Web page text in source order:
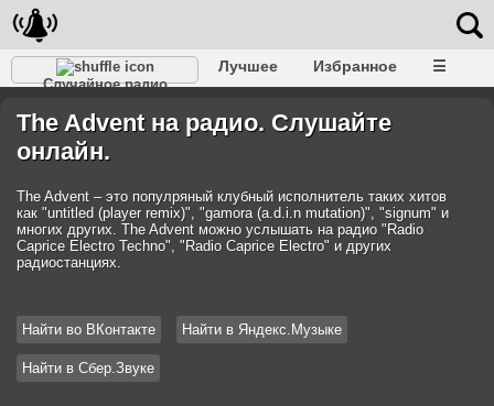
Случайное радио
Лучшее Избранное ☰
The Advent на радио. Слушайте
онлайн.
The Advent – это популряный клубный исполнитель таких хитов
как "untitled (player remix)", "gamora (a.d.i.n mutation)", "signum" и
многих других. The Advent можно услышать на радио "Radio
Caprice Electro Techno", "Radio Caprice Electro" и других
радиостанциях.
Найти во ВКонтакте Найти в Яндекс.Музыке
Найти в Сбер.Звуке